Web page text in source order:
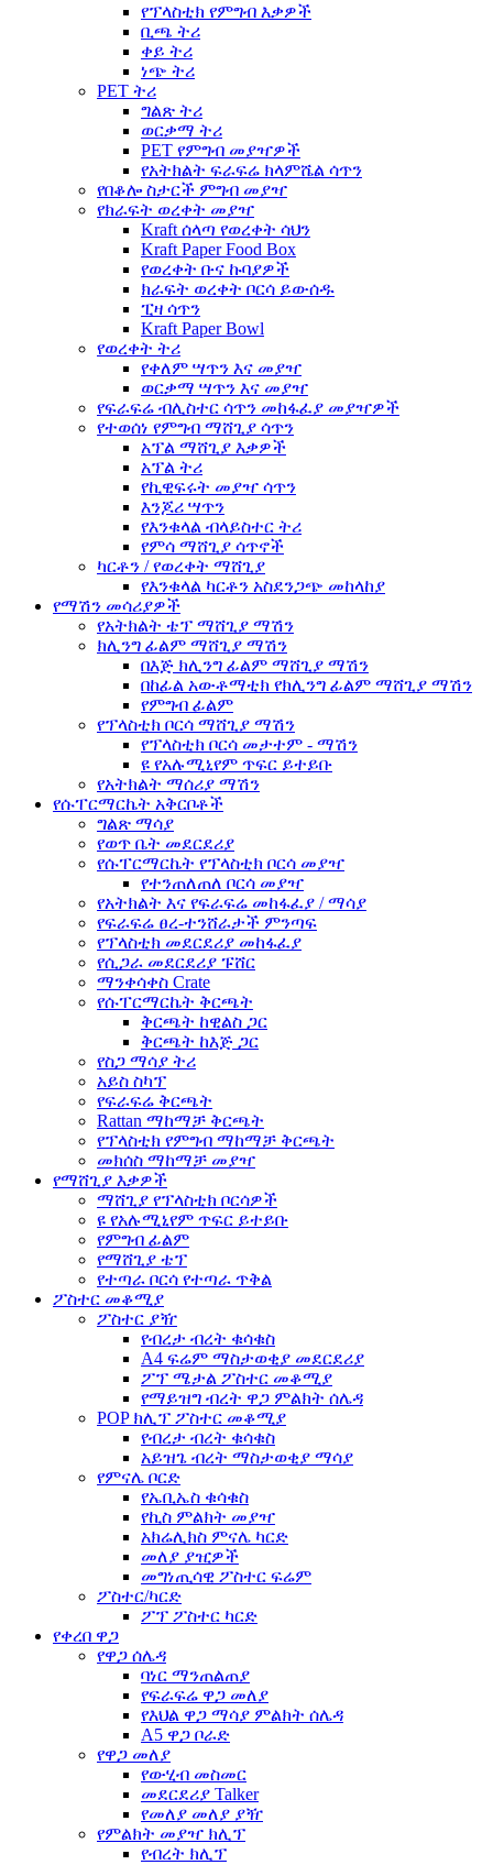
የፕላስቲክ የምግብ እቃዎች
ቢጫ ትሪ
ቀይ ትሪ
ነጭ ትሪ
PET ትሪ
ግልጽ ትሪ
ወርቃማ ትሪ
PET የምግብ መያዣዎች
የአትክልት ፍራፍሬ ክላምሼል ሳጥን
የበቆሎ ስታርች ምግብ መያዣ
የክራፍት ወረቀት መያዣ
Kraft ሰላጣ የወረቀት ሳህን
Kraft Paper Food Box
የወረቀት ቡና ኩባያዎች
ክራፍት ወረቀት ቦርሳ ይውሰዱ
ፒዛ ሳጥን
Kraft Paper Bowl
የወረቀት ትሪ
የቀለም ሣጥን እና መያዣ
ወርቃማ ሣጥን እና መያዣ
የፍራፍሬ ብሊስተር ሳጥን መከፋፈያ መያዣዎች
የተወሰነ የምግብ ማሸጊያ ሳጥን
አፕል ማሸጊያ እቃዎች
አፕል ትሪ
የኪዊፍሩት መያዣ ሳጥን
እንጆሪ ሣጥን
የእንቁላል ብላይስተር ትሪ
የምሳ ማሸጊያ ሳጥኖች
ካርቶን / የወረቀት ማሸጊያ
የእንቁላል ካርቶን አስደንጋጭ መከላከያ
የማሽን መሳሪያዎች
የአትክልት ቴፕ ማሸጊያ ማሽን
ክሊንግ ፊልም ማሸጊያ ማሽን
በእጅ ክሊንግ ፊልም ማሸጊያ ማሽን
በከፊል አውቶማቲክ የክሊንግ ፊልም ማሸጊያ ማሽን
የምግብ ፊልም
የፕላስቲክ ቦርሳ ማሸጊያ ማሽን
የፕላስቲክ ቦርሳ መታተም - ማሽን
ዩ የአሉሚኒየም ጥፍር ይተይቡ
የአትክልት ማሰሪያ ማሽን
የሱፐርማርኬት አቅርቦቶች
ግልጽ ማሳያ
የወጥ ቤት መደርደሪያ
የሱፐርማርኬት የፕላስቲክ ቦርሳ መያዣ
የተንጠለጠለ ቦርሳ መያዣ
የአትክልት እና የፍራፍሬ መከፋፈያ / ማሳያ
የፍራፍሬ ፀረ-ተንሸራታች ምንጣፍ
የፕላስቲክ መደርደሪያ መከፋፈያ
የሲጋራ መደርደሪያ ፑሸር
ማንቀሳቀስ Crate
የሱፐርማርኬት ቅርጫት
ቅርጫት ከዊልስ ጋር
ቅርጫት ከእጅ ጋር
የስጋ ማሳያ ትሪ
አይስ ስካፕ
የፍራፍሬ ቅርጫት
Rattan ማከማቻ ቅርጫት
የፕላስቲክ የምግብ ማከማቻ ቅርጫት
መክሰስ ማከማቻ መያዣ
የማሸጊያ እቃዎች
ማሸጊያ የፕላስቲክ ቦርሳዎች
ዩ የአሉሚኒየም ጥፍር ይተይቡ
የምግብ ፊልም
የማሸጊያ ቴፕ
የተጣራ ቦርሳ የተጣራ ጥቅል
ፖስተር መቆሚያ
ፖስተር ያዥ
የብረታ ብረት ቁሳቁስ
A4 ፍሬም ማስታወቂያ መደርደሪያ
ፖፕ ሜታል ፖስተር መቆሚያ
የማይዝግ ብረት ዋጋ ምልክት ሰሌዳ
POP ክሊፕ ፖስተር መቆሚያ
የብረታ ብረት ቁሳቁስ
አይዝጌ ብረት ማስታወቂያ ማሳያ
የምናሌ ቦርድ
የኤቢኤስ ቁሳቁስ
የኪስ ምልክት መያዣ
አክሬሊክስ ምናሌ ካርድ
መለያ ያዢዎች
መግነጢሳዊ ፖስተር ፍሬም
ፖስተር/ካርድ
ፖፕ ፖስተር ካርድ
የቀረበ ዋጋ
የዋጋ ሰሌዳ
ባነር ማንጠልጠያ
የፍራፍሬ ዋጋ መለያ
የእህል ዋጋ ማሳያ ምልክት ሰሌዳ
A5 ዋጋ ቦራድ
የዋጋ መለያ
የውሂብ መስመር
መደርደሪያ Talker
የመለያ መለያ ያዥ
የምልክት መያዣ ክሊፕ
የብረት ክሊፕ